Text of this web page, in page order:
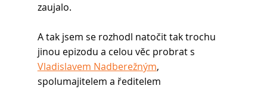
zaujalo.
A tak jsem se rozhodl natočit tak trochu
jinou epizodu a celou věc probrat s
Vladislavem Nadberežným,
spolumajitelem a ředitelem